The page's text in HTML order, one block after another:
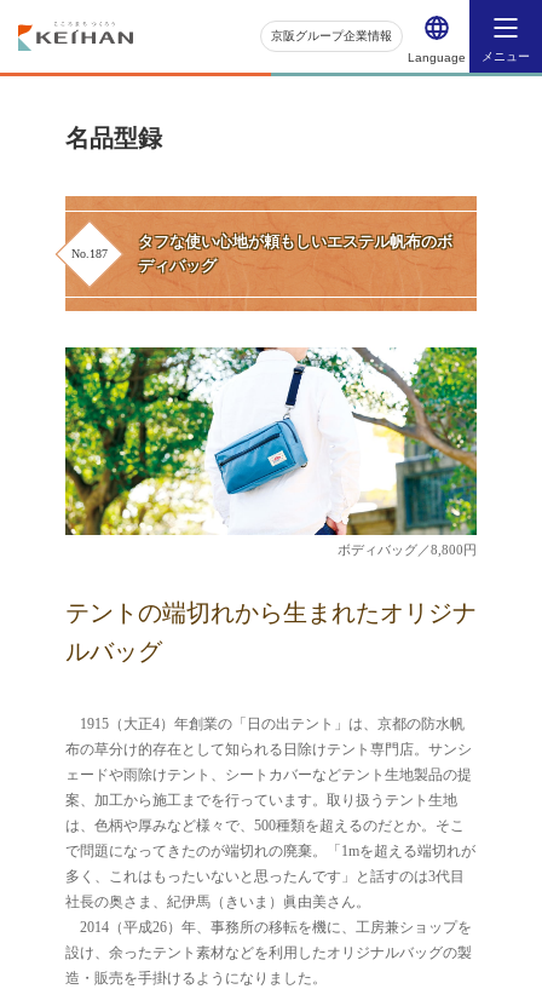
Language メニュー
京阪グループ企業情報
名品型録
No.187
タフな使い心地が頼もしいエステル帆布のボ
ディバッグ
ボディバッグ／8,800円
テントの端切れから生まれたオリジナ
ルバッグ
1915（大正4）年創業の「日の出テント」は、京都の防水帆
布の草分け的存在として知られる日除けテント専門店。サンシ
ェードや雨除けテント、シートカバーなどテント生地製品の提
案、加工から施工までを行っています。取り扱うテント生地
は、色柄や厚みなど様々で、500種類を超えるのだとか。そこ
で問題になってきたのが端切れの廃棄。「1mを超える端切れが
多く、これはもったいないと思ったんです」と話すのは3代目
社長の奥さま、紀伊馬（きいま）眞由美さん。
2014（平成26）年、事務所の移転を機に、工房兼ショップを
設け、余ったテント素材などを利用したオリジナルバッグの製
造・販売を手掛けるようになりました。